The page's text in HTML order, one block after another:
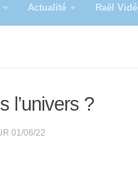
Actualité Raël
l’univers ?
01/06/22